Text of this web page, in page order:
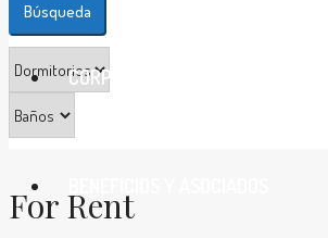
CORPORATIVOS
Búsqueda
For Rent